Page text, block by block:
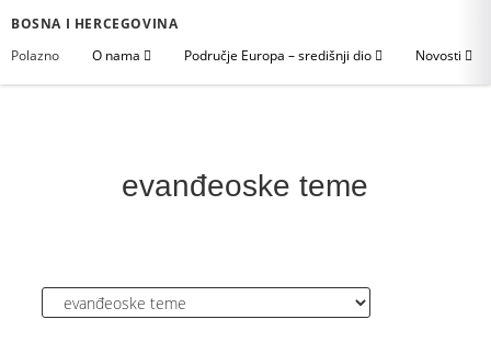
BOSNA I HERCEGOVINA
Polazno
O nama Područje Europa – središnji dio Novosti
evanđeoske teme